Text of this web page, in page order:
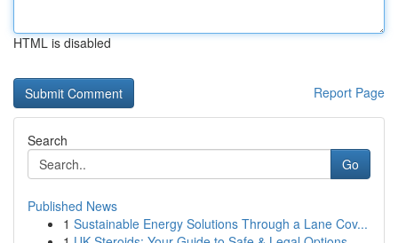
HTML is disabled
Report Page
Search
Go
Published News
1 Sustainable Energy Solutions Through a Lane Cov...